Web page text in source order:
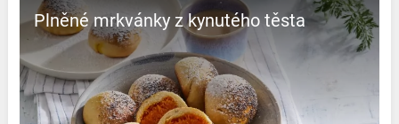
Plněné mrkvánky z kynutého těsta